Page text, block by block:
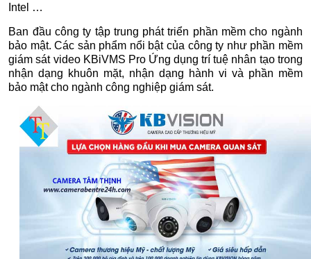
Intel …
Ban đầu công ty tập trung phát triển phần mềm cho ngành
bảo mật. Các sản phẩm nổi bật của công ty như phần mềm
giám sát video KBiVMS Pro Ứng dụng trí tuệ nhân tạo trong
nhận dạng khuôn mặt, nhận dạng hành vi và phần mềm
bảo mật cho ngành công nghiệp giám sát.